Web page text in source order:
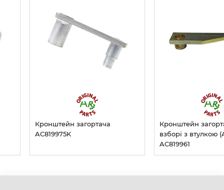
Кронштейн загортача
AC819975K
Кронштейн
взборі з втулкою
AC819961